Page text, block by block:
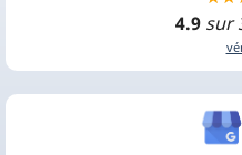
4.9 sur